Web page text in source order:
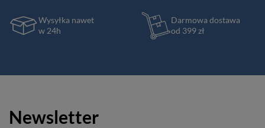
Wysyłka nawet
w 24h
Darmowa dostawa
od 399 zł
Newsletter